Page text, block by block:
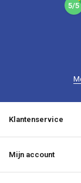
5/5
Klantenservice
Mijn account